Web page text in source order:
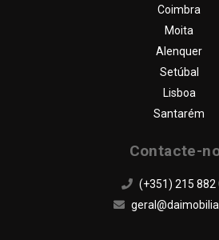
Coimbra
Moita
Alenquer
Setúbal
Lisboa
Santarém
Contacte-
(+351) 215 882